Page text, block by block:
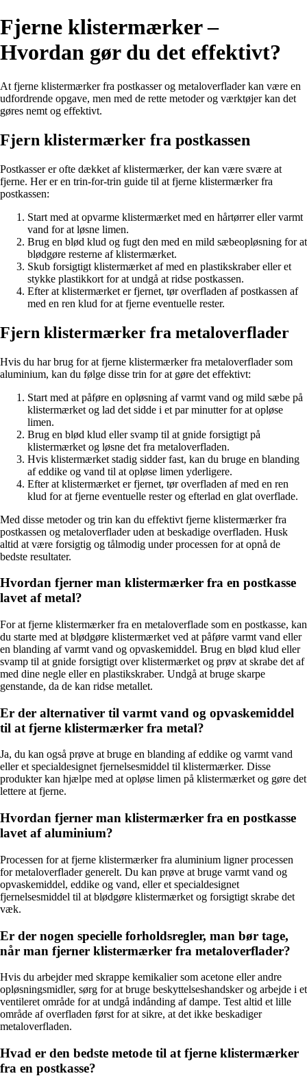
Fjerne klistermærker –
Hvordan gør du det effektivt?
At fjerne klistermærker fra postkasser og metaloverflader kan være en
udfordrende opgave, men med de rette metoder og værktøjer kan det
gøres nemt og effektivt.
Fjern klistermærker fra postkassen
Postkasser er ofte dækket af klistermærker, der kan være svære at
fjerne. Her er en trin-for-trin guide til at fjerne klistermærker fra
postkassen:
Start med at opvarme klistermærket med en hårtørrer eller varmt
vand for at løsne limen.
Brug en blød klud og fugt den med en mild sæbeopløsning for at
blødgøre resterne af klistermærket.
Skub forsigtigt klistermærket af med en plastikskraber eller et
stykke plastikkort for at undgå at ridse postkassen.
Efter at klistermærket er fjernet, tør overfladen af postkassen af
med en ren klud for at fjerne eventuelle rester.
Fjern klistermærker fra metaloverflader
Hvis du har brug for at fjerne klistermærker fra metaloverflader som
aluminium, kan du følge disse trin for at gøre det effektivt:
Start med at påføre en opløsning af varmt vand og mild sæbe på
klistermærket og lad det sidde i et par minutter for at opløse
limen.
Brug en blød klud eller svamp til at gnide forsigtigt på
klistermærket og løsne det fra metaloverfladen.
Hvis klistermærket stadig sidder fast, kan du bruge en blanding
af eddike og vand til at opløse limen yderligere.
Efter at klistermærket er fjernet, tør overfladen af med en ren
klud for at fjerne eventuelle rester og efterlad en glat overflade.
Med disse metoder og trin kan du effektivt fjerne klistermærker fra
postkassen og metaloverflader uden at beskadige overfladen. Husk
altid at være forsigtig og tålmodig under processen for at opnå de
bedste resultater.
Hvordan fjerner man klistermærker fra en postkasse
lavet af metal?
For at fjerne klistermærker fra en metaloverflade som en postkasse, kan
du starte med at blødgøre klistermærket ved at påføre varmt vand eller
en blanding af varmt vand og opvaskemiddel. Brug en blød klud eller
svamp til at gnide forsigtigt over klistermærket og prøv at skrabe det af
med dine negle eller en plastikskraber. Undgå at bruge skarpe
genstande, da de kan ridse metallet.
Er der alternativer til varmt vand og opvaskemiddel
til at fjerne klistermærker fra metal?
Ja, du kan også prøve at bruge en blanding af eddike og varmt vand
eller et specialdesignet fjernelsesmiddel til klistermærker. Disse
produkter kan hjælpe med at opløse limen på klistermærket og gøre det
lettere at fjerne.
Hvordan fjerner man klistermærker fra en postkasse
lavet af aluminium?
Processen for at fjerne klistermærker fra aluminium ligner processen
for metaloverflader generelt. Du kan prøve at bruge varmt vand og
opvaskemiddel, eddike og vand, eller et specialdesignet
fjernelsesmiddel til at blødgøre klistermærket og forsigtigt skrabe det
væk.
Er der nogen specielle forholdsregler, man bør tage,
når man fjerner klistermærker fra metaloverflader?
Hvis du arbejder med skrappe kemikalier som acetone eller andre
opløsningsmidler, sørg for at bruge beskyttelseshandsker og arbejde i et
ventileret område for at undgå indånding af dampe. Test altid et lille
område af overfladen først for at sikre, at det ikke beskadiger
metaloverfladen.
Hvad er den bedste metode til at fjerne klistermærker
fra en postkasse?